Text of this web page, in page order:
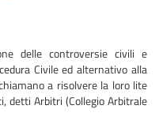
delle controversie civili e
Civile ed alternativo alla
a risolvere la loro lite
detti Arbitri (Collegio Arbitrale